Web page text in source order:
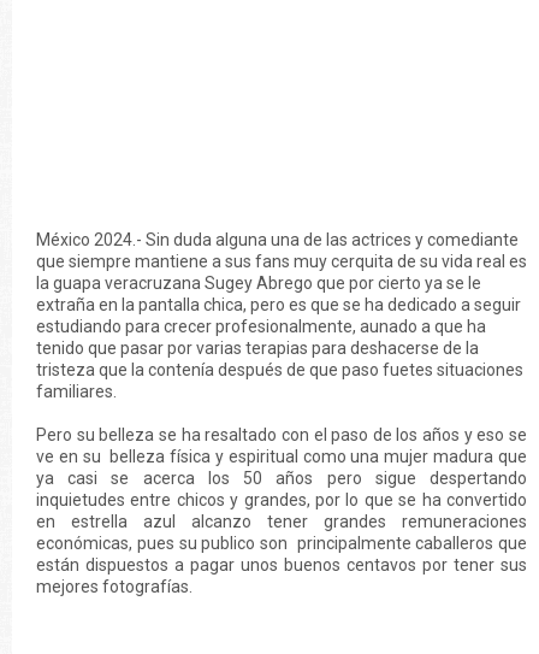
México 2024.- Sin duda alguna una de las actrices y comediante
que siempre mantiene a sus fans muy cerquita de su vida real es
la guapa veracruzana Sugey Abrego que por cierto ya se le
extraña en la pantalla chica, pero es que se ha dedicado a seguir
estudiando para crecer profesionalmente, aunado a que ha
tenido que pasar por varias terapias para deshacerse de la
tristeza que la contenía después de que paso fuetes situaciones
familiares.
Pero su belleza se ha resaltado con el paso de los años y eso se
ve en su belleza física y espiritual como una mujer madura que
ya casi se acerca los 50 años pero sigue despertando
inquietudes entre chicos y grandes, por lo que se ha convertido
en estrella azul alcanzo tener grandes remuneraciones
económicas, pues su publico son principalmente caballeros que
están dispuestos a pagar unos buenos centavos por tener sus
mejores fotografías.